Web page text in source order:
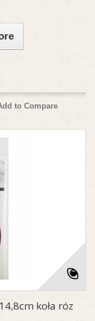
to Compare
koła róz